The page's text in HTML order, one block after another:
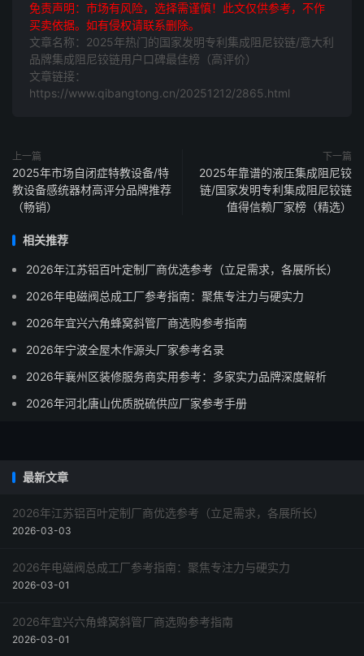
免责声明：市场有风险，选择需谨慎！此文仅供参考，不作
买卖依据。如有侵权请联系删除。
文章名称：2025年热门的国家发明专利集成阻尼铰链/意大利
品牌集成阻尼铰链用户口碑最佳榜（高评价）
文章链接：
https://www.qibangtong.cn/20251212/2865.html
上一篇
2025年市场自闭症特教设备/特
教设备感统器材高评分品牌推荐
（畅销）
下一篇
2025年靠谱的液压集成阻尼铰
链/国家发明专利集成阻尼铰链
值得信赖厂家榜（精选）
相关推荐
2026年江苏铝百叶定制厂商优选参考（立足需求，各展所长）
2026年电磁阀总成工厂参考指南：聚焦专注力与硬实力
2026年宜兴六角蜂窝斜管厂商选购参考指南
2026年宁波全屋木作源头厂家参考名录
2026年襄州区装修服务商实用参考：多家实力品牌深度解析
2026年河北唐山优质脱硫供应厂家参考手册
最新文章
2026年江苏铝百叶定制厂商优选参考（立足需求，各展所长）
2026-03-03
2026年电磁阀总成工厂参考指南：聚焦专注力与硬实力
2026-03-01
2026年宜兴六角蜂窝斜管厂商选购参考指南
2026-03-01